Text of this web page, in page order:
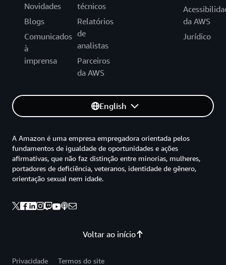
Novidades
Blogs
Comunicados
à
imprensa
técnicos
Relatórios
de
analistas
Parceiros
da AWS
da AWS
Jurídico
English
Voltar ao início
A Amazon é uma empresa empregadora orientada pelos
fundamentos de igualdade de oportunidades e ações
afirmativas, que não faz distinção entre minorias, mulheres,
portadores de deficiência, veteranos, identidade de gênero,
orientação sexual nem idade.
Privacidade Termos do site